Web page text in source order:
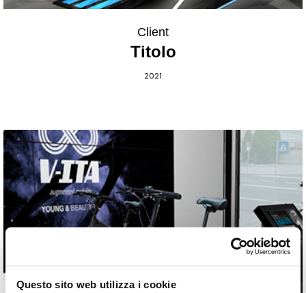
Questo sito web utilizza i cookie
Client
Titolo
2021